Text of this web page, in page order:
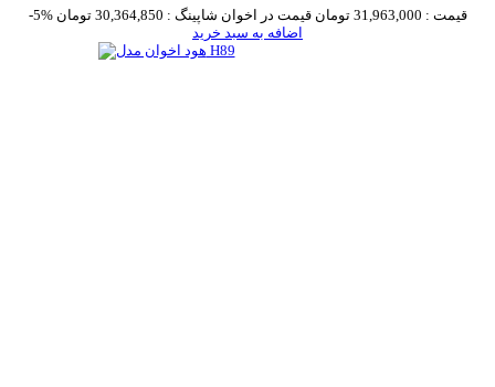
-5% قیمت : 31,963,000 تومان قیمت در اخوان شاپینگ : 30,364,850 تومان
اضافه به سبد خرید